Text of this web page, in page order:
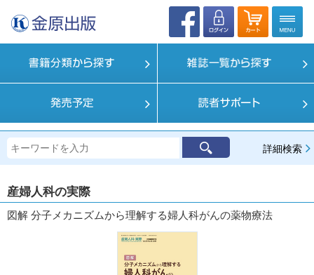
詳細検索
産婦人科の実際
図解 分子メカニズムから理解する婦人科がんの薬物療法